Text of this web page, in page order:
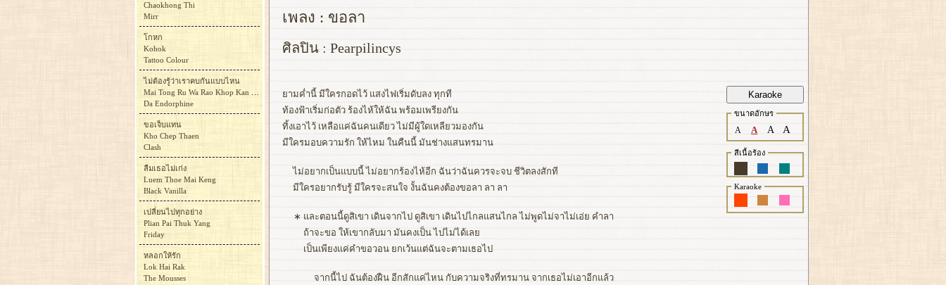
เพลง : ขอลา
ศิลปิน : Pearpilincys
Karaoke
ขนาดอักษร
A A A A
สีเนื้อร้อง
Karaoke
ยามค่ำนี้ มีใครกอดไว้ แสงไฟเริ่มดับลง ทุกที
ท้องฟ้าเริ่มก่อตัว ร้องไห้ให้ฉัน พร้อมเพรียงกัน
ทิ้งเอาไว้ เหลือแค่ฉันคนเดียว ไม่มีผู้ใดเหลียวมองกัน
มีใครมอบความรัก ให้ไหม ในคืนนี้ มันช่างแสนทรมาน
ไม่อยากเป็นแบบนี้ ไม่อยากร้องไห้อีก ฉันว่าฉันควรจะจบ ชีวิตลงสักที
มีใครอยากรับรู้ มีใครจะสนใจ งั้นฉันคงต้องขอลา ลา ลา
∗ และตอนนี้ดูสิเขา เดินจากไป ดูสิเขา เดินไปไกลแสนไกล ไม่พูดไม่จาไม่เอ่ย คำลา
ถ้าจะขอ ให้เขากลับมา มันคงเป็น ไปไม่ได้เลย
เป็นเพียงแค่คำขอวอน ยกเว้นแต่ฉันจะตามเธอไป
จากนี้ไป ฉันต้องฝืน อีกสักแค่ไหน กับความจริงที่ทรมาน จากเธอไม่เอาอีกแล้ว
Chaokhong Thi
Mirr
โกหก
Kohok
Tattoo Colour
ไม่ต้องรู้ว่าเราคบกันแบบไหน
Mai Tong Ru Wa Rao Khop Kan Baep Nai
Da Endorphine
ขอเจ็บแทน
Kho Chep Thaen
Clash
ลืมเธอไม่เก่ง
Luem Thoe Mai Keng
Black Vanilla
เปลี่ยนไปทุกอย่าง
Plian Pai Thuk Yang
Friday
หลอกให้รัก
Lok Hai Rak
The Mousses